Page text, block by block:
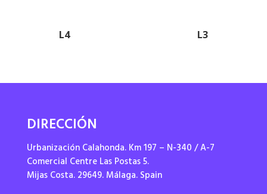
L4 L3
DIRECCIÓN
Urbanización Calahonda. Km 197 – N-340 / A-7
Comercial Centre Las Postas 5.
Mijas Costa. 29649. Málaga. Spain